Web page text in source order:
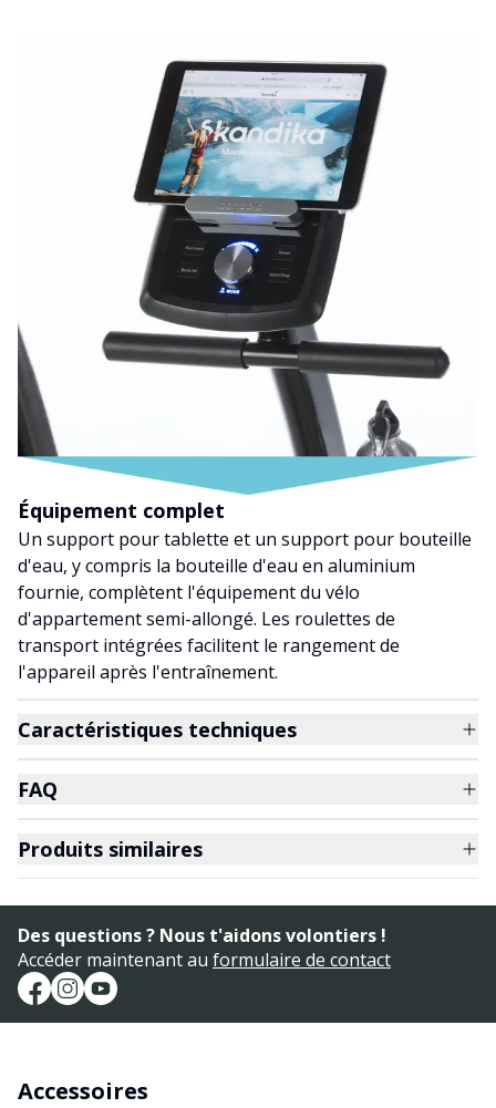
Équipement complet
Un support pour tablette et un support pour bouteille
d'eau, y compris la bouteille d'eau en aluminium
fournie, complètent l'équipement du vélo
d'appartement semi-allongé. Les roulettes de
transport intégrées facilitent le rangement de
l'appareil après l'entraînement.
Caractéristiques techniques
FAQ
Produits similaires
Des questions ? Nous t'aidons volontiers !
Accéder maintenant au formulaire de contact
Accessoires